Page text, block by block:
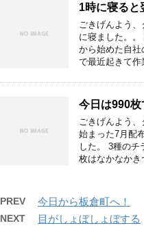
1時に寝ると
ごきげんよう
に寝ました。
から始めた自社
で最近起きて作
今日は990枚
ごきげんよう
始まった7月配
した。 3種のチ
枚はなかなかき
PREV 今日から板倉町へ！
NEXT 目がしょぼしょぼする